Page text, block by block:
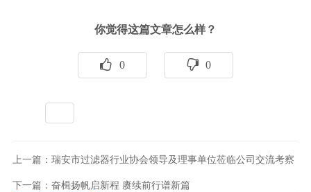
你觉得这篇文章怎么样？
0 0
上一篇：瑞安市过滤器行业协会领导及理事单位莅临公司交流考察
下一篇：奋楫扬帆启新程 赓续前行谱新篇